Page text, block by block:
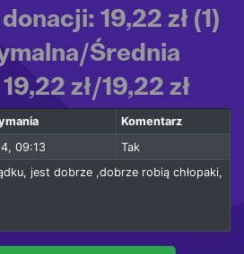
19,22 zł (1)
Średnia
zł/19,22 zł
Komentarz
09:13
Tak
jest dobrze ,dobrze robią chłopaki,